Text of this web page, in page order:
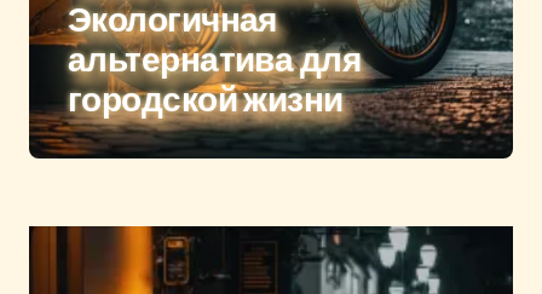
Экологичная
альтернатива для
городской жизни